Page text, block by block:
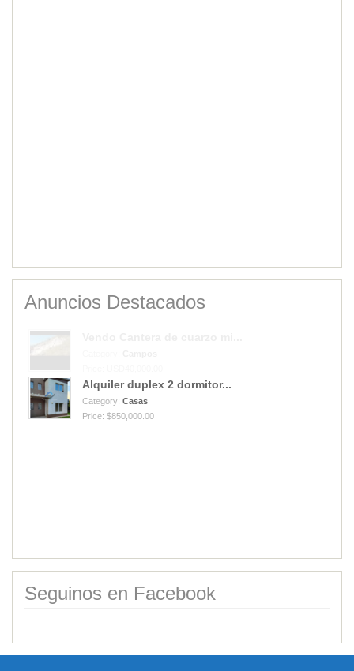
Anuncios Destacados
Alquiler duplex 2 dormitor...
Category: Casas
Price: $850,000.00
Seguinos en Facebook